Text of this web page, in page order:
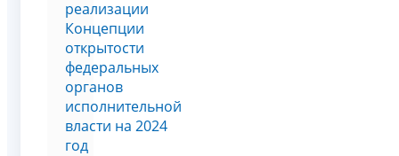
реализации
Концепции
открытости
федеральных
органов
исполнительной
власти на 2024
год